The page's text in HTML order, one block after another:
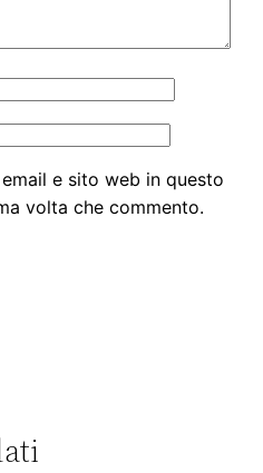
e sito web in questo
volta che commento.